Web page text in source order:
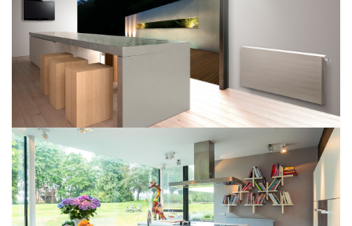
Kos V
Faro H